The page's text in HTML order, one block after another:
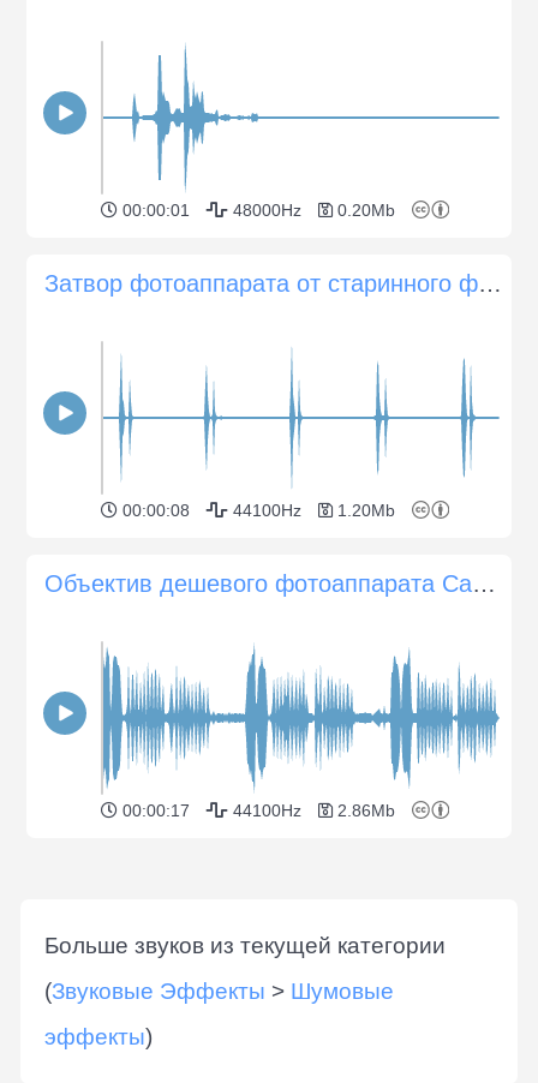
00:00:01 48000Hz 0.20Mb
Затвор фотоаппарата от старинного фотоаппарата Kodak типа "аккордеон
00:00:08 44100Hz 1.20Mb
Объектив дешевого фотоаппарата Canon пытается сфокусироваться
00:00:17 44100Hz 2.86Mb
Больше звуков из текущей категории
(Звуковые Эффекты > Шумовые
эффекты)